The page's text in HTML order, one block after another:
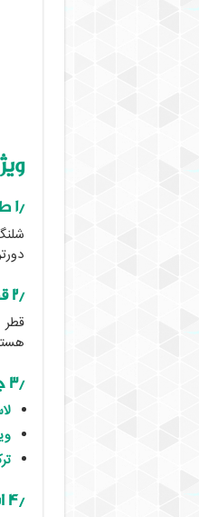
۱٫ طول شلنگ
۲٫ قطر شلنگ
۳٫ جنس شیلنگ
۴٫ انعطاف‌پذیری